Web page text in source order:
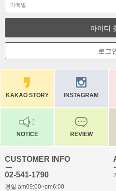
아이디
로그
KAKAO STORY INSTAGRAM
NOTICE REVIEW
CUSTOMER INFO
ㅡ
02-541-1790
평일 am09:00~pm6:00